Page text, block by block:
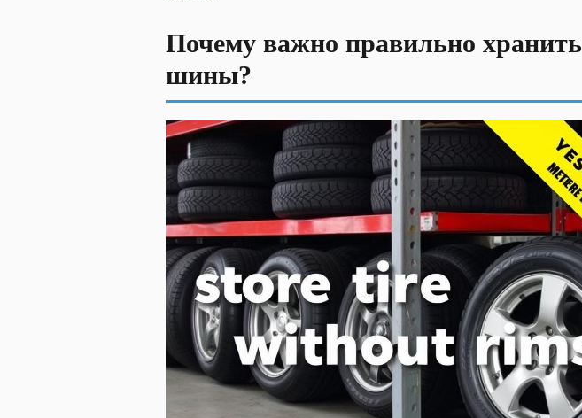
Почему важно правильно хранить
шины?